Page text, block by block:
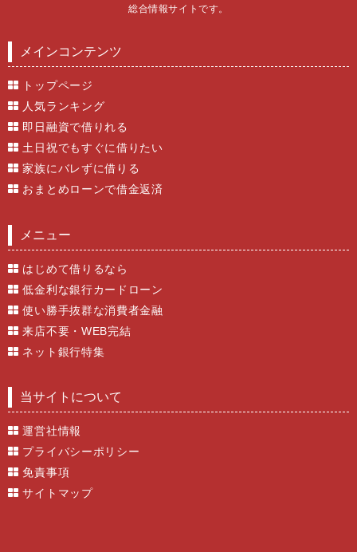
総合情報サイトです。
メインコンテンツ
トップページ
人気ランキング
即日融資で借りれる
土日祝でもすぐに借りたい
家族にバレずに借りる
おまとめローンで借金返済
メニュー
はじめて借りるなら
低金利な銀行カードローン
使い勝手抜群な消費者金融
来店不要・WEB完結
ネット銀行特集
当サイトについて
運営社情報
プライバシーポリシー
免責事項
サイトマップ